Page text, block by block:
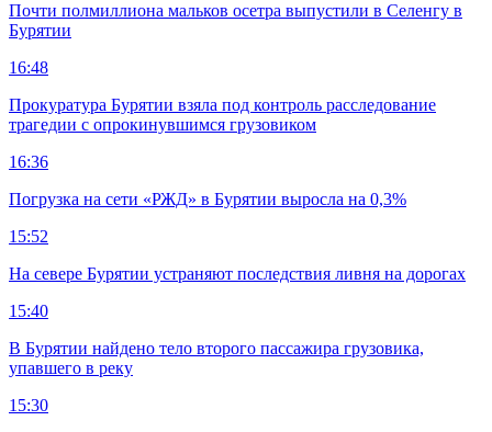
Почти полмиллиона мальков осетра выпустили в Селенгу в
Бурятии
16:48
Прокуратура Бурятии взяла под контроль расследование
трагедии с опрокинувшимся грузовиком
16:36
Погрузка на сети «РЖД» в Бурятии выросла на 0,3%
15:52
На севере Бурятии устраняют последствия ливня на дорогах
15:40
В Бурятии найдено тело второго пассажира грузовика,
упавшего в реку
15:30